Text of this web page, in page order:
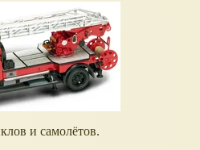
и самолётов.